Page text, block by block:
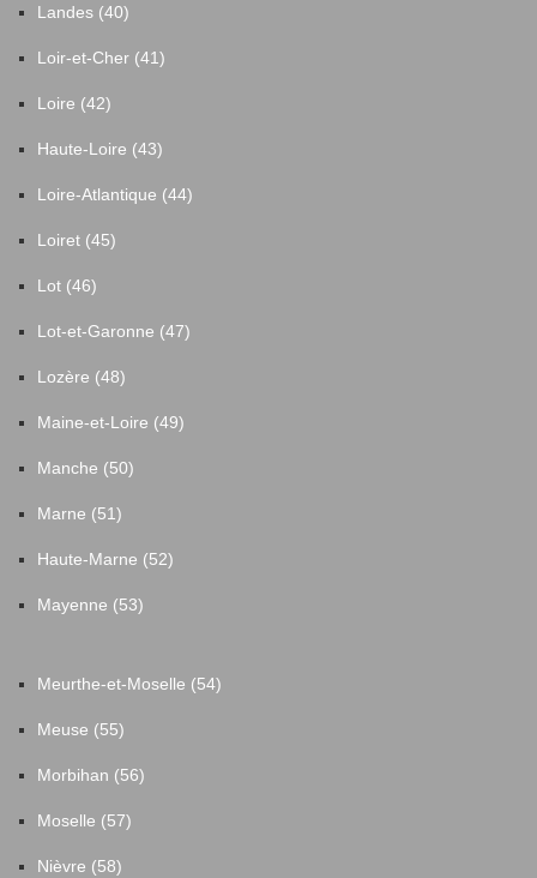
Landes (40)
Loir-et-Cher (41)
Loire (42)
Haute-Loire (43)
Loire-Atlantique (44)
Loiret (45)
Lot (46)
Lot-et-Garonne (47)
Lozère (48)
Maine-et-Loire (49)
Manche (50)
Marne (51)
Haute-Marne (52)
Mayenne (53)
Meurthe-et-Moselle (54)
Meuse (55)
Morbihan (56)
Moselle (57)
Nièvre (58)